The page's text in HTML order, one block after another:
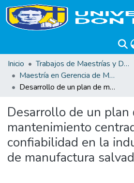
Inicio
Trabajos de Maestrías y Doctorados
Maestría en Gerencia de Mantenimiento Industrial
Desarrollo de un plan de mantenimiento centrado en confiabilidad en la industria textil de manufactura salvadoreña
Desarrollo de un plan
mantenimiento
confiabilidad en la
de manufactura